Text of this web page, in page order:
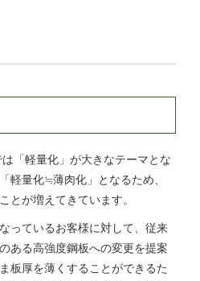
「軽量化」が大きなテーマとな
軽量化≒薄肉化」となるため、
とが増えてきています。
っているお客様に対して、従来
ある高強度鋼板への変更を提案
板厚を薄くすることができるた